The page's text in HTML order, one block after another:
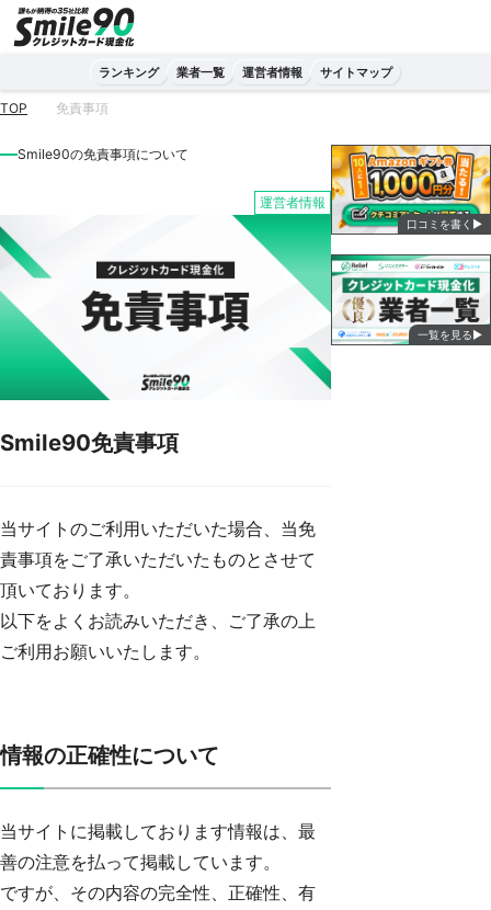
ランキング 業者一覧 運営者情報 サイトマップ
TOP 免責事項
Smile90の免責事項について
運営者情報
Smile90免責事項
当サイトのご利用いただいた場合、当免
責事項をご了承いただいたものとさせて
頂いております。
以下をよくお読みいただき、ご了承の上
ご利用お願いいたします。
情報の正確性について
当サイトに掲載しております情報は、最
善の注意を払って掲載しています。
ですが、その内容の完全性、正確性、有
口コミを書く▶
一覧を見る▶